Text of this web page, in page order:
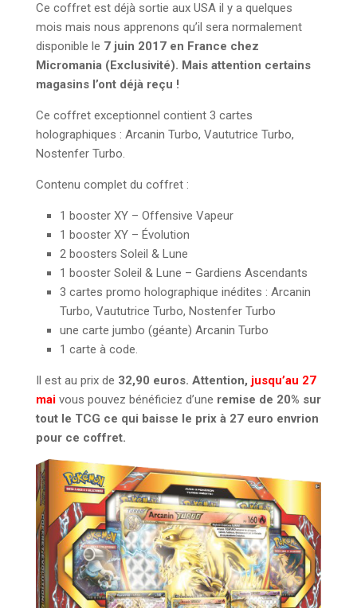
Ce coffret est déjà sortie aux USA il y a quelques
mois mais nous apprenons qu’il sera normalement
disponible le 7 juin 2017 en France chez
Micromania (Exclusivité). Mais attention certains
magasins l’ont déjà reçu !
Ce coffret exceptionnel contient 3 cartes
holographiques : Arcanin Turbo, Vaututrice Turbo,
Nostenfer Turbo.
Contenu complet du coffret :
1 booster XY – Offensive Vapeur
1 booster XY – Évolution
2 boosters Soleil & Lune
1 booster Soleil & Lune – Gardiens Ascendants
3 cartes promo holographique inédites : Arcanin
Turbo, Vaututrice Turbo, Nostenfer Turbo
une carte jumbo (géante) Arcanin Turbo
1 carte à code.
Il est au prix de 32,90 euros. Attention, jusqu’au 27
mai vous pouvez bénéficiez d’une remise de 20% sur
tout le TCG ce qui baisse le prix à 27 euro envrion
pour ce coffret.